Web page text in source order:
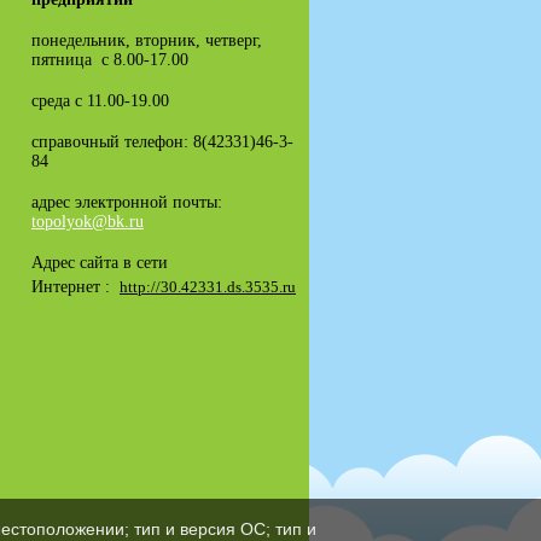
понедельник, вторник, четверг,
пятница с 8.00-17.00
среда с 11.00-19.00
справочный телефон: 8(42331)46-3-
84
адрес электронной почты:
topolyok@bk.ru
Адрес сайта в сети
Интернет : http://30.42331.ds.3535.ru
тип и версия ОС; тип и